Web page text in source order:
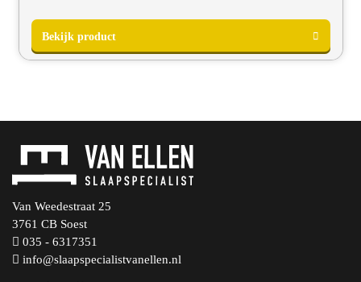
Bekijk product
was:
van
€99,95.
is:
€69,95.
Van Weedestraat 25
3761 CB Soest
035 - 6317351
info@slaapspecialistvanellen.nl